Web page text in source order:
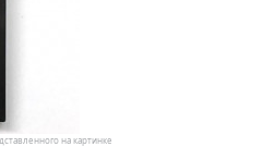
на картинке